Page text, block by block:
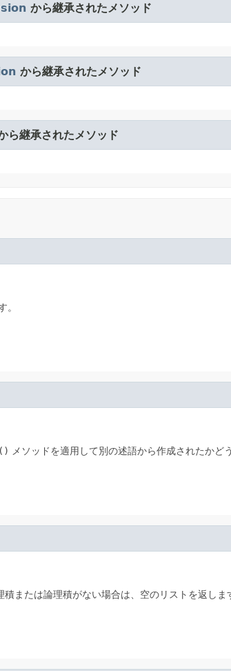
から継承されたメソッド
から継承されたメソッド
ら継承されたメソッド
。
メソッドを適用して別の述語から作成されたかどう
または論理積がない場合は、空のリストを返しま